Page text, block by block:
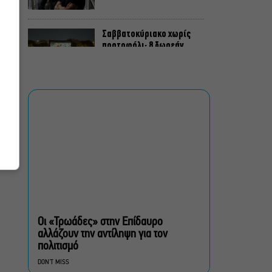
Σαββατοκύριακο χωρίς
πορτοφόλι: 8 δωρεάν
Ευαγγελική Εκκλησία
Οι «Τρωάδες» στην Επίδαυρο
αλλάζουν την αντίληψη για τον
πολιτισμό
DON'T MISS